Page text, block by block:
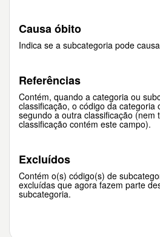
Causa óbito
Indica se a subcategoria pode
Referências
Contém, quando a categoria ou
classificação, o código da categoria
segundo a outra classificação (nem
classificação contém este campo).
Excluídos
Contém o(s) código(s) de
excluídas que agora fazem parte
subcategoria.